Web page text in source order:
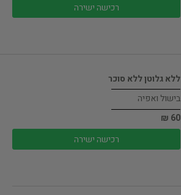
רכישה ישירה
ללא גלוטן ללא סוכר
בישול ואפיה
60 ₪
רכישה ישירה